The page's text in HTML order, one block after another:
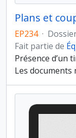
Plans et
EP234 ·
Fait partie de
Présence d’un
Les